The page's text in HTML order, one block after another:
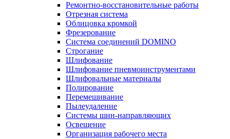
Ремонтно-восстановительные работы
Отрезная система
Облицовка кромкой
Фрезерование
Система соединений DOMINO
Строгание
Шлифование
Шлифование пневмоинструментами
Шлифовальные материалы
Полирование
Перемешивание
Пылеудаление
Системы шин-направляющих
Освещение
Организация рабочего места